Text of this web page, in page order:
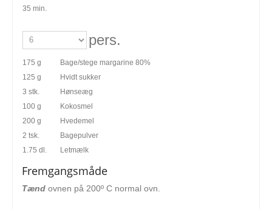
35 min.
pers.
175 g
Bage/stege margarine 80%
125 g
Hvidt sukker
3 stk.
Hønseæg
100 g
Kokosmel
200 g
Hvedemel
2 tsk.
Bagepulver
1.75 dl.
Letmælk
Fremgangsmåde
Tænd ovnen på 200º C normal ovn.